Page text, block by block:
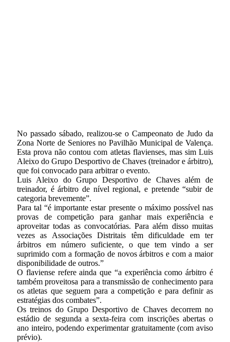
No passado sábado, realizou-se o Campeonato de Judo da
Zona Norte de Seniores no Pavilhão Municipal de Valença.
Esta prova não contou com atletas flavienses, mas sim Luis
Aleixo do Grupo Desportivo de Chaves (treinador e árbitro),
que foi convocado para arbitrar o evento.
Luis Aleixo do Grupo Desportivo de Chaves além de
treinador, é árbitro de nível regional, e pretende “subir de
categoria brevemente”.
Para tal “é importante estar presente o máximo possível nas
provas de competição para ganhar mais experiência e
aproveitar todas as convocatórias. Para além disso muitas
vezes as Associações Distritais têm dificuldade em ter
árbitros em número suficiente, o que tem vindo a ser
suprimido com a formação de novos árbitros e com a maior
disponibilidade de outros.”
O flaviense refere ainda que “a experiência como árbitro é
também proveitosa para a transmissão de conhecimento para
os atletas que seguem para a competição e para definir as
estratégias dos combates”.
Os treinos do Grupo Desportivo de Chaves decorrem no
estádio de segunda a sexta-feira com inscrições abertas o
ano inteiro, podendo experimentar gratuitamente (com aviso
prévio).